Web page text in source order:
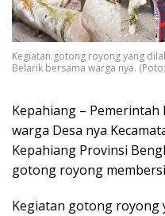
Kegiatan gotong royong yang
Belarik bersama warga nya.
Kepahiang –
warga Desa nya
Kepahiang Provinsi
gotong royong
Kegiatan gotong royong